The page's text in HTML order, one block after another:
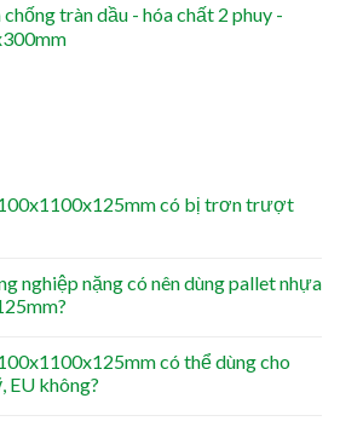
tràn dầu - hóa chất 2 phuy -
có bị trơn trượt
nghiệp nặng có nên dùng pallet nhựa
có thể dùng cho
EU không?